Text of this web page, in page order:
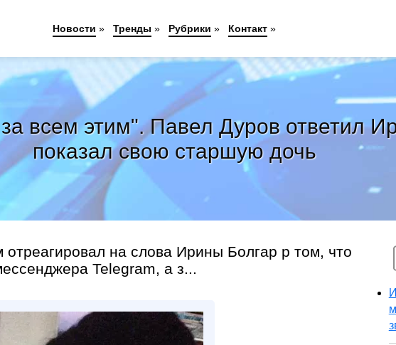
всем этим". Павел Дуров ответил
показал свою старшую дочь
отреагировал на слова Ирины Болгар р том, что
Telegram, а з...
Новости » Тренды » Рубрики » Контакт »